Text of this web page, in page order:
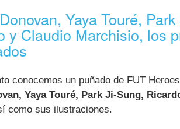
Yaya Touré,
y Claudio Marchisio, los
conocemos un puñado de FUT
Yaya Touré, Park Ji-Sung,
como sus ilustraciones.